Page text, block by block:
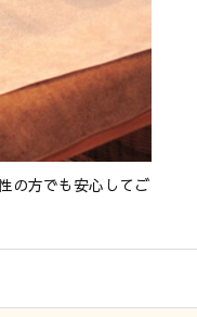
の方でも安心してご